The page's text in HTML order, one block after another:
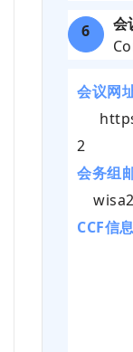
6
会
会议网
2
会务组
CCF信